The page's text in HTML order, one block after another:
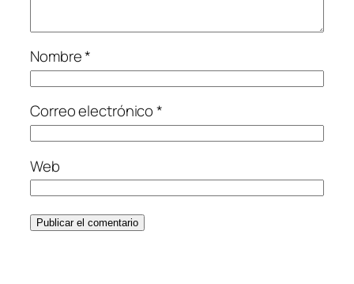
Nombre*
Correo electrónico*
Web